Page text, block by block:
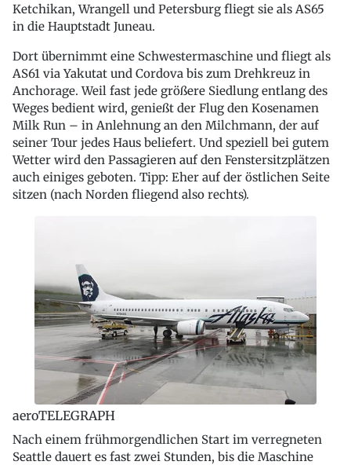
Ketchikan, Wrangell und Petersburg fliegt sie als AS65
in die Hauptstadt Juneau.
Dort übernimmt eine Schwestermaschine und fliegt als
AS61 via Yakutat und Cordova bis zum Drehkreuz in
Anchorage. Weil fast jede größere Siedlung entlang des
Weges bedient wird, genießt der Flug den Kosenamen
Milk Run – in Anlehnung an den Milchmann, der auf
seiner Tour jedes Haus beliefert. Und speziell bei gutem
Wetter wird den Passagieren auf den Fenstersitzplätzen
auch einiges geboten. Tipp: Eher auf der östlichen Seite
sitzen (nach Norden fliegend also rechts).
aeroTELEGRAPH
Nach einem frühmorgendlichen Start im verregneten
Seattle dauert es fast zwei Stunden, bis die Maschine